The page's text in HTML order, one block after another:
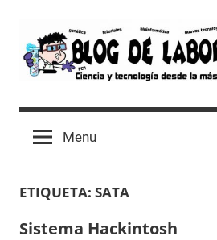
content
Blog
de
Laboratorio
Tutoriales,
Ocio
un
Menu
ETIQUETA: SATA
Sistema Hackintosh